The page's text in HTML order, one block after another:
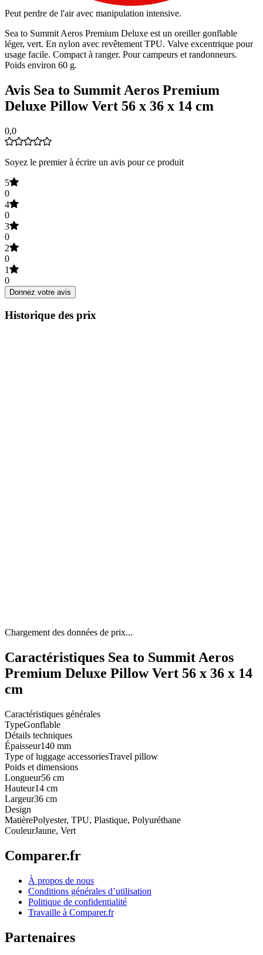
Peut perdre de l'air avec manipulation intensive.
Sea to Summit Aeros Premium Deluxe est un oreiller gonflable
léger, vert. En nylon avec revêtement TPU. Valve excentrique pour
usage facile. Compact à ranger. Pour campeurs et randonneurs.
Poids environ 60 g.
Avis Sea to Summit Aeros Premium
Deluxe Pillow Vert 56 x 36 x 14 cm
0,0
Soyez le premier à écrire un avis pour ce produit
5
0
4
0
3
0
2
0
1
0
Donnez votre avis
Historique des prix
Chargement des données de prix...
Caractéristiques Sea to Summit Aeros
Premium Deluxe Pillow Vert 56 x 36 x 14
cm
Caractéristiques générales
TypeGonflable
Détails techniques
Épaisseur140 mm
Type of luggage accessoriesTravel pillow
Poids et dimensions
Longueur56 cm
Hauteur14 cm
Largeur36 cm
Design
MatièrePolyester, TPU, Plastique, Polyuréthane
CouleurJaune, Vert
Comparer.fr
À propos de nous
Conditions générales d’utilisation
Politique de confidentialité
Travaille à Comparer.fr
Partenaires